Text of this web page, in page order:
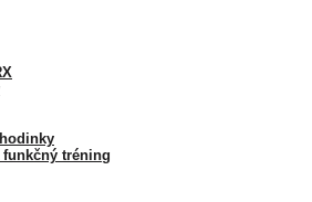
funkčný tréning